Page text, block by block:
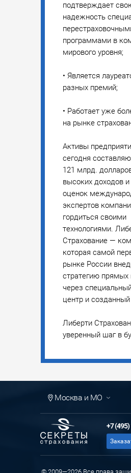
подтверждает
надежность
программами в
мирового уровня;
• Является
разных премий;
• Работает уже
на рынке
Активы
сегодня
121 млрд.
высоких доходов
оценок
экспертов
гордиться своими
технологиями.
Страхование —
которая самой
рынке России
стратегию
через
центр и созданный
Либерти
уверенный шаг в
Москва и МО
+7